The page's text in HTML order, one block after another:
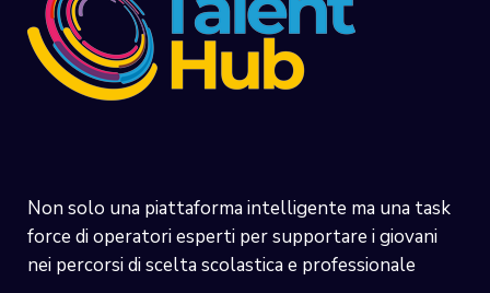
Non solo una piattaforma intelligente ma una task
force di operatori esperti per supportare i giovani
nei percorsi di scelta scolastica e professionale